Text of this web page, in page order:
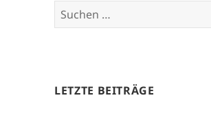
Suchen
nach:
LETZTE BEITRÄGE